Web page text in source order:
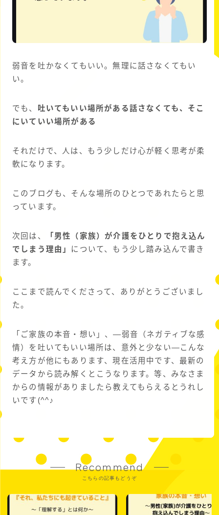
弱音を吐かなくてもいい。無理に話さなくてもい
い。
でも、
吐いてもいい場所がある話さなくても、そこ
にいていい場所がある
それだけで、人は、もう少しだけ心が軽く思考が柔
軟になります。
このブログも、そんな場所のひとつであれたらと思
っています。
次回は、
「男性（家族）が介護をひとりで抱え込ん
でしまう理由」 について、もう少し踏み込んで書き
ます。
ここまで読んでくださって、ありがとうございまし
た。
「ご家族の本音・想い」、―弱音（ネガティブな感
情）を吐いてもいい場所は、意外と少ない—こんな
考え方が他にもあります、現在活用中です、最新の
データから読み解くとこうなります。等、みなさま
からの情報がありましたら教えてもらえるとうれし
いです(^^♪
Recommend
こちらの記事もどうぞ